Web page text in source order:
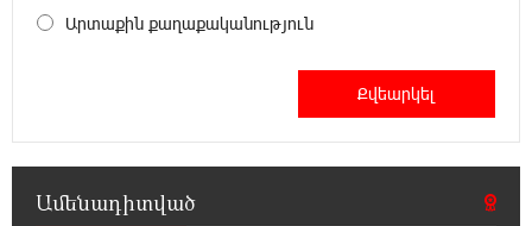
Մասկը մերժել է Կիևի խնդրանքը՝
օգտագործել Starlink-ը Ռուսաստանի դեմ
հարվшծները կառավարելու համար
Երևանում և մարզերում էլեկտրաէներգիայի
Արտաքին քաղաքականություն
Ամենադիտված